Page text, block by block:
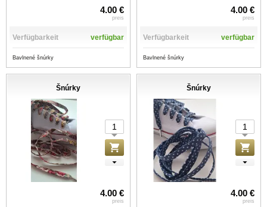
4.00 €
preis
Verfügbarkeit verfügbar
Bavlnené šnúrky
4.00 €
preis
Verfügbarkeit verfügbar
Bavlnené šnúrky
Šnúrky
4.00 €
preis
Šnúrky
4.00 €
preis